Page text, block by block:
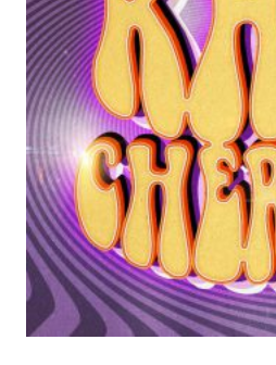
Podcast
3xTe
Interviste
Playlist
Novità
Subasio Playlist
Web Radio
Radio Subasio